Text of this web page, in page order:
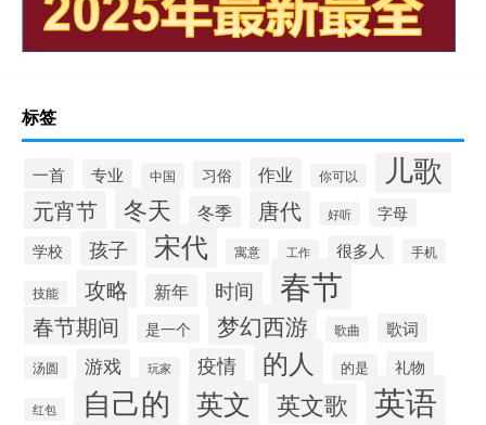
标签
一首 专业 中国 习俗 作业 你可以 儿歌
元宵节 冬天 冬季 唐代 好听
字母
学校
孩子 宋代 寓意 工作 很多人 手机
技能 攻略 新年 时间 春节
春节期间 是一个 梦幻西游 歌曲 歌词
汤圆 游戏 玩家 疫情 的人 的是 礼物
红包 自己的 英文 英文歌 英语